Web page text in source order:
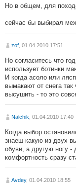
Но в общем, для
сейчас бы выбирал
zof , 01.04.2010 17:51
Но согласитесь что
использует ботинки
И когда асоло или
вымакают от снега
высушить - то это
Nalchik , 01.04.2010 17:40
Когда выбор
знаеш какую из двух
обуви, а другую ногу -
комфортность сразу
Avdey, 01.04.2010 18:55